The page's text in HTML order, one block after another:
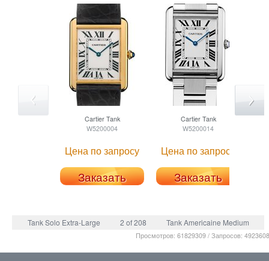
CartierTank
W5200004
Цена по запросу
Заказать
CartierTank
W5200014
Цена по запросу
Заказать
Tank Solo Extra-Large 2 of 208 Tank Americaine Medium
Просмотров: 61829309 / Запросов: